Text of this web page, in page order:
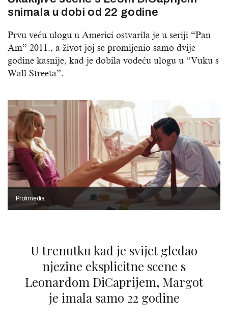
snimala u dobi od 22 godine
Prvu veću ulogu u Americi ostvarila je u seriji “Pan
Am” 2011., a život joj se promijenio samo dvije
godine kasnije, kad je dobila vodeću ulogu u “Vuku s
Wall Streeta”.
Profimedia
U trenutku kad je svijet gledao
njezine eksplicitne scene s
Leonardom DiCaprijem, Margot
je imala samo 22 godine